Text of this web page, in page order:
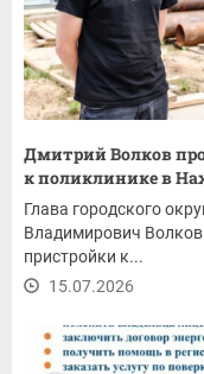
Дмитрий Волков
к поликлинике в
Глава городского
Владимирович Волков
пристройки к...
15.07.2026